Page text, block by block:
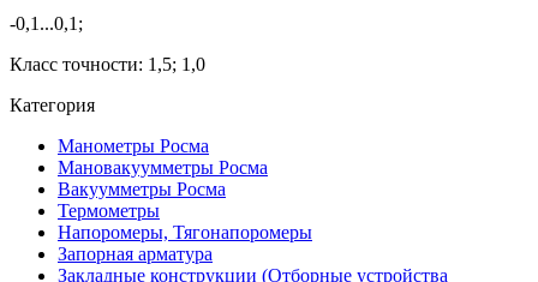
-0,1...0,1;
Класс точности: 1,5; 1,0
Категория
Манометры Росма
Мановакуумметры Росма
Вакуумметры Росма
Термометры
Напоромеры, Тягонапоромеры
Запорная арматура
Закладные конструкции (Отборные устройства